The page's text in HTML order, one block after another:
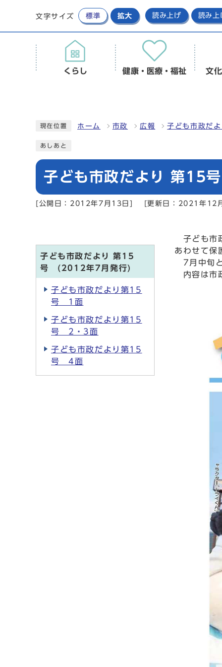
文字サイズ 標準 拡大 読み上げ 読み上
くらし 健康・医療・福祉 文
現在位置 ホーム 市政 広報 子ども市政だ
あしあと
子ども市政だより 第15
[公開日：2012年7月13日] [更新日：2021年12
子ども市
あわせて保
7月中旬と
内容は市
子ども市政だより 第15
号 (2012年7月発行)
子ども市政だより第15
号 1面
子ども市政だより第15
号 2・3面
子ども市政だより第15
号 4面